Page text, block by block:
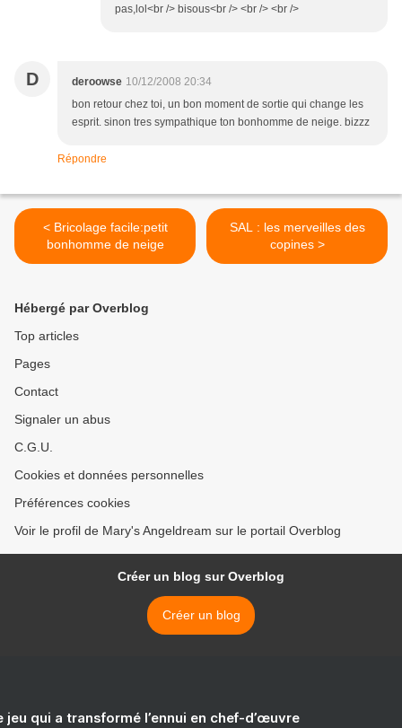
pas,lol<br /> bisous<br /> <br /> <br />
D deroowse 10/12/2008 20:34
bon retour chez toi, un bon moment de sortie qui change les
esprit. sinon tres sympathique ton bonhomme de neige. bizzz
Répondre
< Bricolage facile:petit
bonhomme de neige
SAL : les merveilles des
copines >
Hébergé par Overblog
Top articles
Pages
Contact
Signaler un abus
C.G.U.
Cookies et données personnelles
Préférences cookies
Voir le profil de Mary's Angeldream sur le portail Overblog
Créer un blog sur Overblog
Créer un blog
jeu qui a transformé l’ennui en chef-d’œuvre